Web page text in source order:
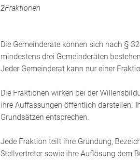
2Fraktionen
Die Gemeinderäte können sich nach §
mindestens drei Gemeinderäten
Jeder Gemeinderat kann nur einer
Die Fraktionen wirken bei der
ihre Auffassungen öffentlich darstellen.
Grundsätzen entsprechen.
Jede Fraktion teilt ihre Gründung,
Stellvertreter sowie ihre Auflösung dem